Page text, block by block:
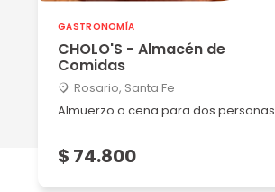
GASTRONOMÍA
CHOLO'S - Almacén de
Comidas
Rosario, Santa Fe
Almuerzo o cena para dos personas
$ 74.800